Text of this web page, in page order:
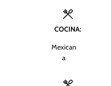
COCINA:
Mexican
a